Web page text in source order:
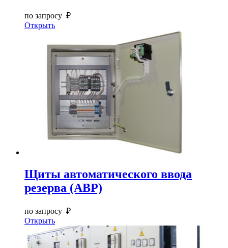
по запросу ₽
Открыть
Щиты автоматического ввода
резерва (АВР)
по запросу ₽
Открыть